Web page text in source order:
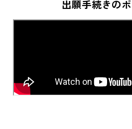
出願手続きの